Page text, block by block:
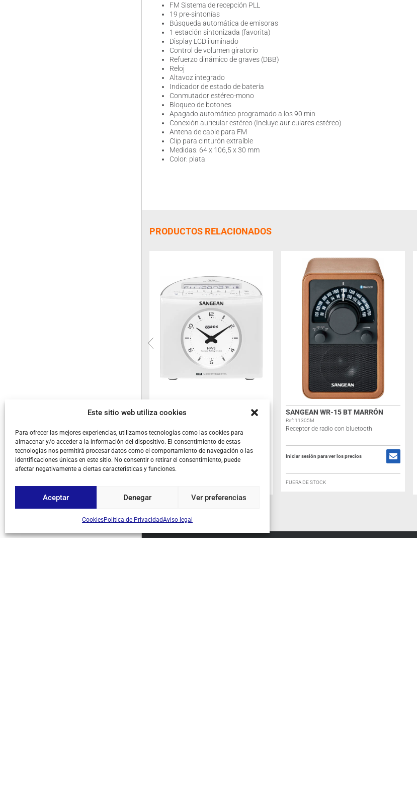
Este sitio web utiliza cookies
Para ofrecer las mejores experiencias, utilizamos tecnologías como las cookies para
almacenar y/o acceder a la información del dispositivo. El consentimiento de estas
tecnologías nos permitirá procesar datos como el comportamiento de navegación o las
identificaciones únicas en este sitio. No consentir o retirar el consentimiento, puede
afectar negativamente a ciertas características y funciones.
Aceptar Denegar Ver preferencias
CookiesPolítica de PrivacidadAviso legal
FM Sistema de recepción PLL
19 pre-sintonías
Búsqueda automática de emisoras
1 estación sintonizada (favorita)
Display LCD iluminado
Control de volumen giratorio
Refuerzo dinámico de graves (DBB)
Reloj
Altavoz integrado
Indicador de estado de batería
Conmutador estéreo-mono
Bloqueo de botones
Apagado automático programado a los 90 min
Conexión auricular estéreo (Incluye auriculares estéreo)
Antena de cable para FM
Clip para cinturón extraíble
Medidas: 64 x 106,5 x 30 mm
Color: plata
PRODUCTOS RELACIONADOS
SANGEAN WR-15 BT NOGAL
Receptor de radio con bluetooth
Iniciar sesión para ver los precios
SANGEAN RCR-9
Ref: 1455
Radio-reloj digital
Iniciar sesión para ver los precios
SANGEAN WR-15 BT MARRÓN
Ref: 11305M
Receptor de radio con bluetooth
Iniciar sesión para ver los precios
FUERA DE STOCK